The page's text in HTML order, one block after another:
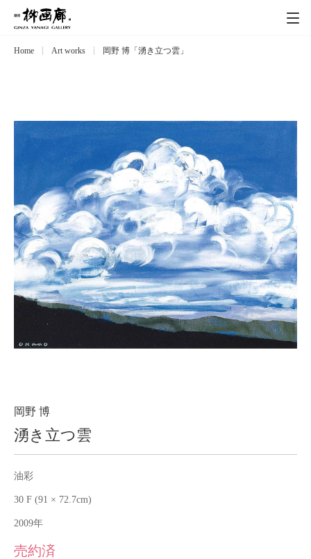
Exhibitions
Artists
Art works 作品一覧
Catalog カタログ
Schedule スケジュール
会社案内
Contact
Purchase assessment
Home Art works 岡野 博「湧き立つ雲」
岡野 博
湧き立つ雲
油彩
30 F (91 × 72.7cm)
2009年
売約済